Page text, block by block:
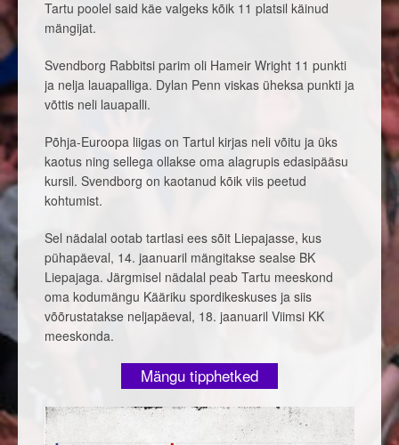
Tartu poolel said käe valgeks kõik 11 platsil käinud
mängijat.
Svendborg Rabbitsi parim oli Hameir Wright 11 punkti
ja nelja lauapalliga. Dylan Penn viskas üheksa punkti ja
võttis neli lauapalli.
Põhja-Euroopa liigas on Tartul kirjas neli võitu ja üks
kaotus ning sellega ollakse oma alagrupis edasipääsu
kursil. Svendborg on kaotanud kõik viis peetud
kohtumist.
Sel nädalal ootab tartlasi ees sõit Liepajasse, kus
pühapäeval, 14. jaanuaril mängitakse sealse BK
Liepajaga. Järgmisel nädalal peab Tartu meeskond
oma kodumängu Kääriku spordikeskuses ja siis
võõrustatakse neljapäeval, 18. jaanuaril Viimsi KK
meeskonda.
Mängu tipphetked